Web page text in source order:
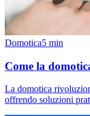
Domotica5 min
Come la
La domotica
offrendo soluzioni